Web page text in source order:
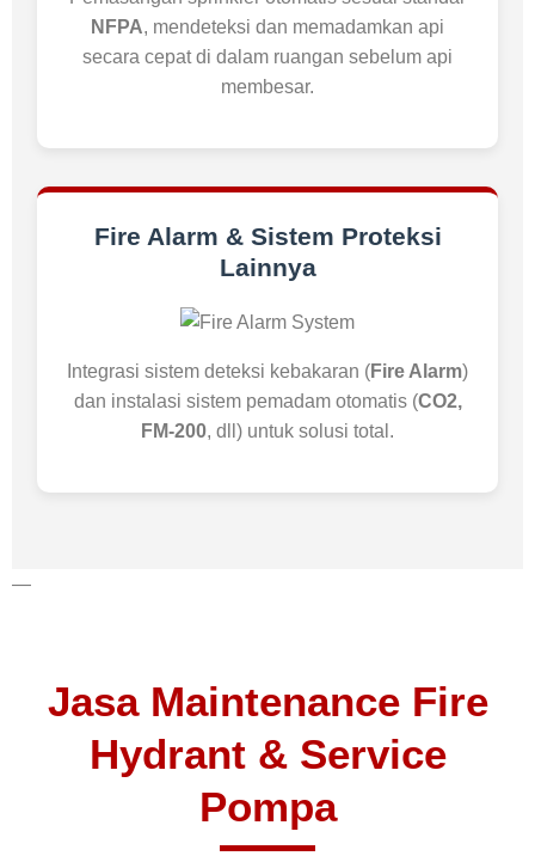
NFPA, mendeteksi dan memadamkan api
secara cepat di dalam ruangan sebelum api
membesar.
Fire Alarm & Sistem Proteksi
Lainnya
Integrasi sistem deteksi kebakaran (Fire Alarm)
dan instalasi sistem pemadam otomatis (CO2,
FM-200, dll) untuk solusi total.
—
Jasa Maintenance Fire
Hydrant & Service
Pompa